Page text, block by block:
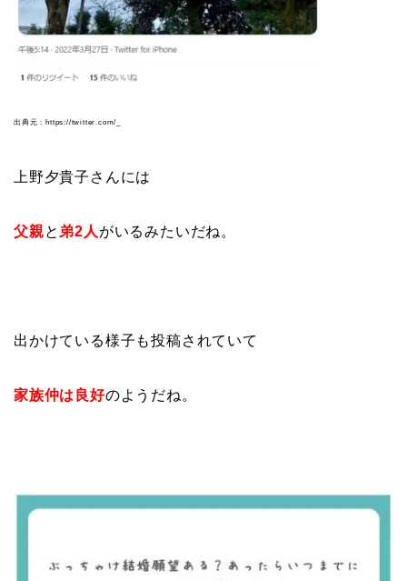
出典元：https://twitter.com/_
上野夕貴子さんには
父親と 弟2人 がいるみたいだね。
出かけている様子も投稿されていて
家族仲は良好のようだね。